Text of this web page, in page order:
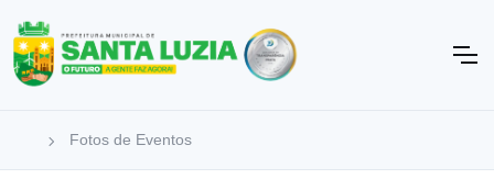
Fotos de Eventos